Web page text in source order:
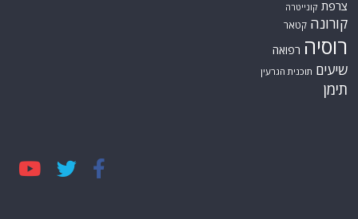
צרפת קונייטרה
קורונה קטאר
רוסיה רפואה
שיעים תוכנית הגרעין
תימן